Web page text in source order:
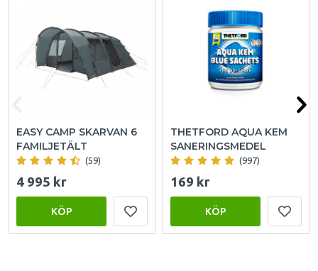
EASY CAMP SKARVAN 6
FAMILJETÄLT
(59)
4 995 kr
KÖP
THETFORD AQUA KEM
SANERINGSMEDEL
(997)
169 kr
KÖP